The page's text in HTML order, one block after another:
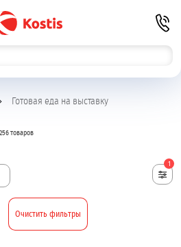
Готовая еда на выставку
256 товаров
1
Очистить фильтры